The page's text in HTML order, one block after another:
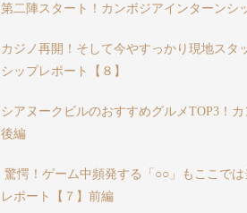
第二陣スタート！カンボジアインターンシ
カジノ再開！そして今やすっかり現地ス
シップレポート【８】
シアヌークビルのおすすめグルメTOP3！
後編
驚愕！ゲーム中頻発する「○○」もここで
レポート【７】前編